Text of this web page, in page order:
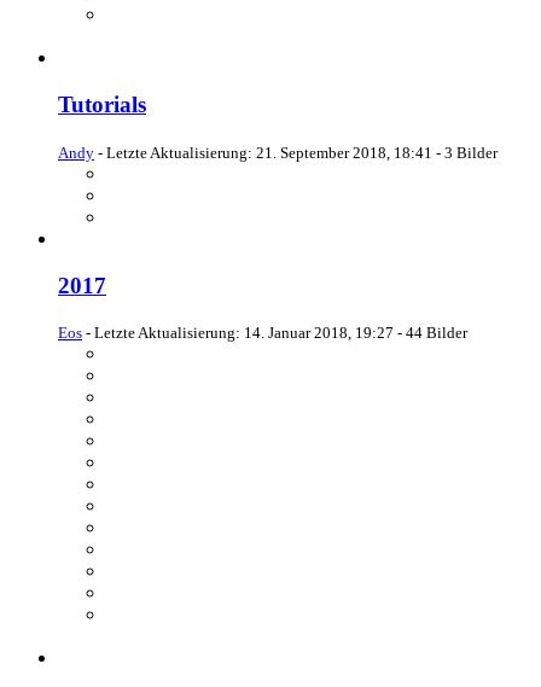
Tutorials
Andy - Letzte Aktualisierung: 21. September 2018, 18:41 - 3 Bilder
2017
Eos - Letzte Aktualisierung: 14. Januar 2018, 19:27 - 44 Bilder